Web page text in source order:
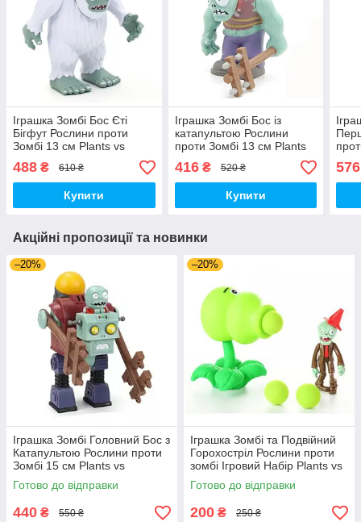
Іграшка Зомбі Бос Єті
Бігфут Рослини проти
Зомбі 13 см Plants vs
Zombies (00605)
488 ₴ 610 ₴
Купити
Іграшка Зомбі Бос із
катапультою Рослини
проти Зомбі 13 см Plants
vs Zombies Зомбі (00230)
416₴ 520 ₴
Купити
576
Акційні пропозиції та новинки
–20%
Іграшка Зомбі Головний Бос з
Катапультою Рослини проти
Зомбі 15 см Plants vs
Zombies (00140)
Готово до відправки
440 ₴ 550 ₴
–20%
Іграшка Зомбі та Подвійний
Горохостріл Рослини проти
зомбі Ігровий Набір Plants vs
Zombies (00173)
Готово до відправки
200 ₴ 250 ₴